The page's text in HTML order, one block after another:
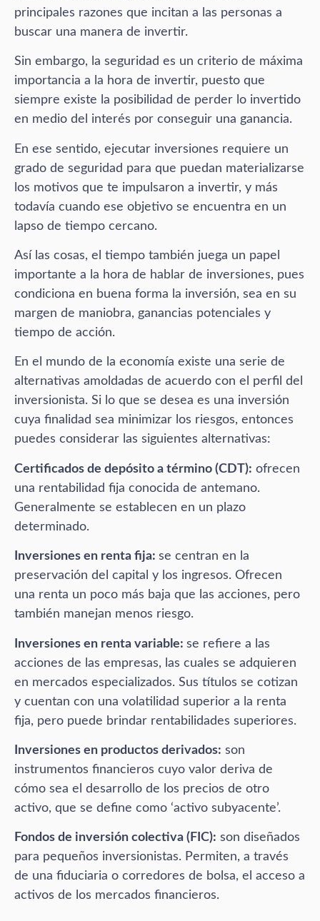
principales razones que incitan a las personas a
buscar una manera de invertir.
Sin embargo, la seguridad es un criterio de máxima
importancia a la hora de invertir, puesto que
siempre existe la posibilidad de perder lo invertido
en medio del interés por conseguir una ganancia.
En ese sentido, ejecutar inversiones requiere un
grado de seguridad para que puedan materializarse
los motivos que te impulsaron a invertir, y más
todavía cuando ese objetivo se encuentra en un
lapso de tiempo cercano.
Así las cosas, el tiempo también juega un papel
importante a la hora de hablar de inversiones, pues
condiciona en buena forma la inversión, sea en su
margen de maniobra, ganancias potenciales y
tiempo de acción.
En el mundo de la economía existe una serie de
alternativas amoldadas de acuerdo con el perfil del
inversionista. Si lo que se desea es una inversión
cuya finalidad sea minimizar los riesgos, entonces
puedes considerar las siguientes alternativas:
Certificados de depósito a término (CDT): ofrecen
una rentabilidad fija conocida de antemano.
Generalmente se establecen en un plazo
determinado.
Inversiones en renta fija: se centran en la
preservación del capital y los ingresos. Ofrecen
una renta un poco más baja que las acciones, pero
también manejan menos riesgo.
Inversiones en renta variable: se refiere a las
acciones de las empresas, las cuales se adquieren
en mercados especializados. Sus títulos se cotizan
y cuentan con una volatilidad superior a la renta
fija, pero puede brindar rentabilidades superiores.
Inversiones en productos derivados: son
instrumentos financieros cuyo valor deriva de
cómo sea el desarrollo de los precios de otro
activo, que se define como ‘activo subyacente’.
Fondos de inversión colectiva (FIC): son diseñados
para pequeños inversionistas. Permiten, a través
de una fiduciaria o corredores de bolsa, el acceso a
activos de los mercados financieros.